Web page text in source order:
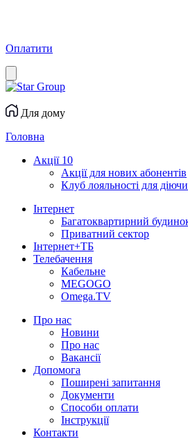
Оплатити
Для дому
Головна
Акції 10
Акції для нових абонентів
Клуб лояльності для
Інтернет
Багатоквартирний
Приватний сектор
Інтернет+ТБ
Телебачення
Кабельне
MEGOGO
Omega.TV
Про нас
Новини
Про нас
Вакансії
Допомога
Поширені запитання
Документи
Способи оплати
Інструкції
Контакти